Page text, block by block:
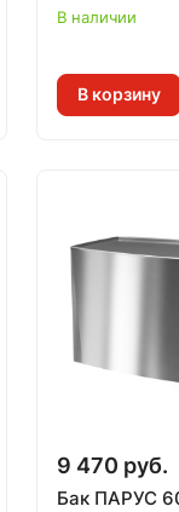
В наличии
В корзину
9 470 руб.
Бак ПАРУС